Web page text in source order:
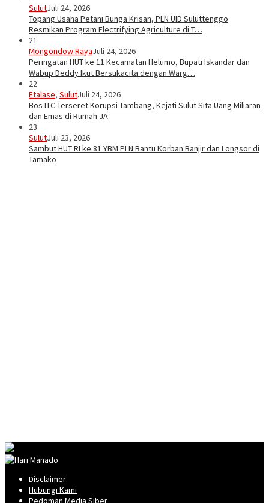
SulutJuli 24, 2026
Topang Usaha Petani Bunga Krisan, PLN UID Suluttenggo
Resmikan Program Electrifying Agriculture di T…
21
Mongondow RayaJuli 24, 2026
Peringatan HUT ke 11 Kecamatan Helumo, Bupati Iskandar dan
Wabup Deddy Ikut Bersukacita dengan Warg…
22
Etalase, SulutJuli 24, 2026
Bos ITC Terseret Korupsi Tambang, Kejati Sulut Sita Uang Miliaran
dan Emas di Rumah JA
23
SulutJuli 23, 2026
Sambut HUT RI ke 81 YBM PLN Bantu Korban Banjir dan Longsor di
Tamako
Disclaimer
Hubungi Kami
Pedoman Media Siber